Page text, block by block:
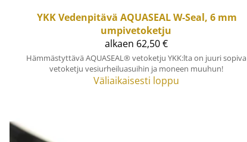
YKKVedenpitävä AQUASEAL W-Seal, 6 mm
umpivetoketju
alkaen 62,50 €
Hämmästyttävä AQUASEAL® vetoketju YKK:lta on juuri sopiva
vetoketju vesiurheiluasuihin ja moneen muuhun!
Väliaikaisesti loppu